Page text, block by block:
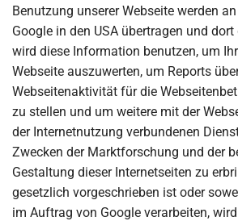
Benutzung unserer Webseite werden
Google in den USA übertragen und
wird diese Information benutzen, um
Webseite auszuwerten, um Reports
Webseitenaktivität für die
zu stellen und um weitere mit der
der Internetnutzung verbundenen
Zwecken der Marktforschung und der
Gestaltung dieser Internetseiten zu
gesetzlich vorgeschrieben ist oder
im Auftrag von Google verarbeiten,